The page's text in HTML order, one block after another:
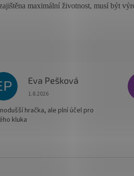
maximální životnost, musí být
Eva Pešková
Hodnocení obchodu je 5 z 5
1.8.2026
hračka, ale plní účel pro
kluka